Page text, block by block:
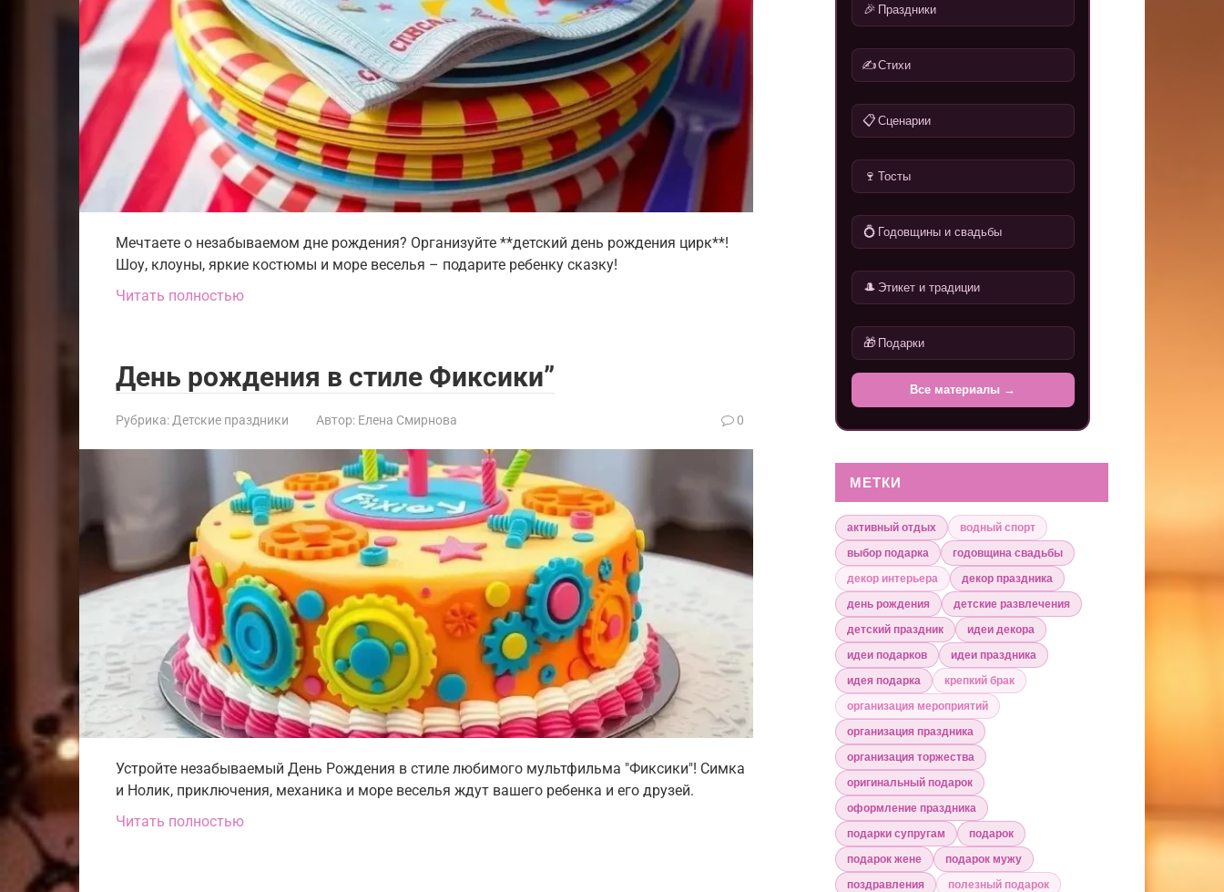
Мечтаете о незабываемом дне рождения? Организуйте **детский день рождения цирк**!
Шоу, клоуны, яркие костюмы и море веселья – подарите ребенку сказку!
Читать полностью
День рождения в стиле Фиксики”
Рубрика: Детские праздники Автор: Елена Смирнова 0
Устройте незабываемый День Рождения в стиле любимого мультфильма "Фиксики"! Симка
и Нолик, приключения, механика и море веселья ждут вашего ребенка и его друзей.
Читать полностью
🎉 Праздники
✍️Стихи
📋 Сценарии
🍷 Тосты
💍 Годовщины и свадьбы
🎩 Этикет и традиции
🎁 Подарки
Все материалы →
МЕТКИ
активный отдых
водный спорт
выбор подарка
годовщина свадьбы
декор интерьера
декор праздника
день рождения
детские развлечения
детский праздник
идеи декора
идеи подарков
идеи праздника
идея подарка
крепкий брак
организация мероприятий
организация праздника
организация торжества
оригинальный подарок
оформление праздника
подарки супругам
подарок
подарок жене
подарок мужу
поздравления
полезный подарок